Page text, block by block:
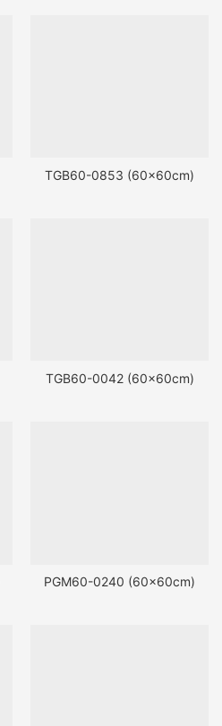
TGB60-0853 (60x60cm)
TGB60-0042 (60x60cm)
PGM60-0240 (60x60cm)